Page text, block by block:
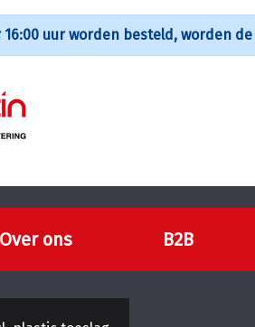
uur worden besteld, worden
Over ons B2B